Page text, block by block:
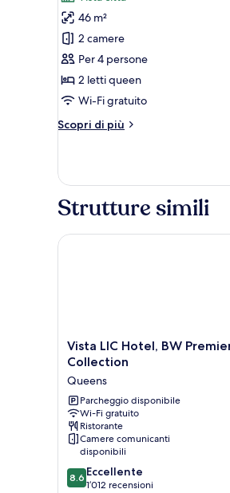
Suite
Premium,
2
camere
da
letto,
balcone,
46 m²
2 camere
Per 4 persone
2 letti queen
Wi-Fi gratuito
Scopri di più
Altri
Premium,
camere
letto,
Strutture simili
Vista
LIC
BW
Premier
Collection
Queens
Vista LIC Hotel, BW
Collection
Queens
Parcheggio disponibile
Wi-Fi gratuito
Ristorante
Camere comunicanti
disponibili
8.6
su
8.6 Eccellente
1’012 recensioni
Vista LIC Hotel, BW Premier